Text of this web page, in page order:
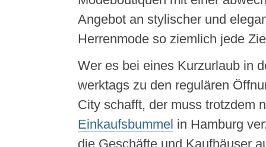
Angebot an stylischer und
Herrenmode so ziemlich jede
Wer es bei eines Kurzurlaub in
werktags zu den regulären
City schafft, der muss trotzdem
Einkaufsbummel in Hamburg
die Geschäfte und Kaufhäuser